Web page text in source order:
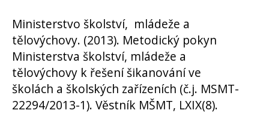
Ministerstvo školství, mládeže a
tělovýchovy. (2013). Metodický pokyn
Ministerstva školství, mládeže a
tělovýchovy k řešení šikanování ve
školách a školských zařízeních (č.j. MSMT-
22294/2013-1). Věstník MŠMT, LXIX(8).